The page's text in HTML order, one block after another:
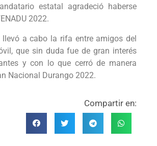
estatal agradeció haberse
2022.
llevó a cabo la rifa entre amigos del
que sin duda fue de gran interés
y con lo que cerró de manera
Nacional Durango 2022.
Compartir en: